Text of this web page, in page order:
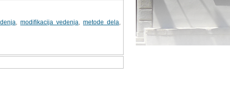
modifikacija vedenja metode dela